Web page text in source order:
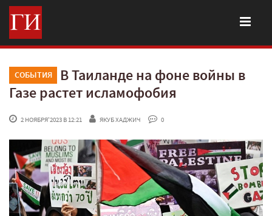
СОБЫТИЯ
В Таиланде на фоне войны в
Газе растет исламофобия
2 НОЯБРЯ'2023 В 12:21 ЯКУБ ХАДЖИЧ 0